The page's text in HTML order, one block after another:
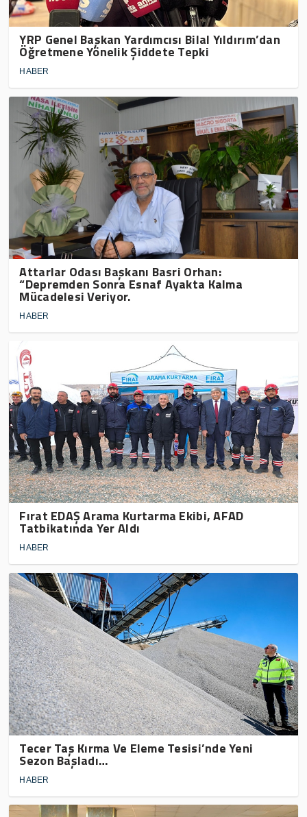
YRP Genel Başkan Yardımcısı Bilal Yıldırım’dan
Öğretmene Yönelik Şiddete Tepki
HABER
Attarlar Odası Başkanı Basri Orhan:
“Depremden Sonra Esnaf Ayakta Kalma
Mücadelesi Veriyor.
HABER
Fırat EDAŞ Arama Kurtarma Ekibi, AFAD
Tatbikatında Yer Aldı
HABER
Tecer Taş Kırma Ve Eleme Tesisi’nde Yeni
Sezon Başladı…
HABER